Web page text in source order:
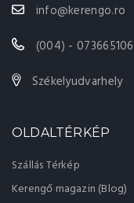
info@kerengo.ro
(004) -
Székelyudvarhely
OLDALTÉRKÉP
Szállás Térkép
Kerengő magazin (Blog)